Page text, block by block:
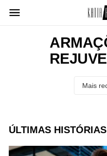
para
ÚLTIMAS HISTÓRIAS